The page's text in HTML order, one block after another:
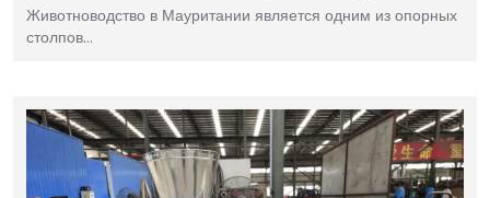
Животноводство в Мауритании является одним из опорных
столпов…